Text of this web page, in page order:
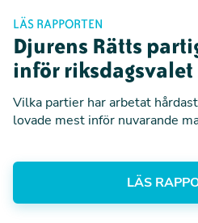
LÄS RAPPORTEN
Djurens Rätts
inför riksdagsvalet
Vilka partier har arbetat
lovade mest inför nuvarande
LÄS